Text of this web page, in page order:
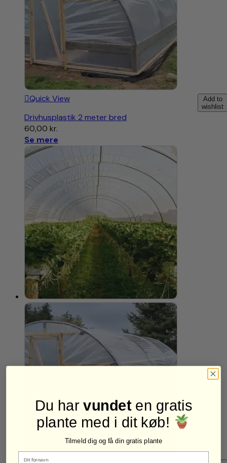
Add to
wishlist
Quick View
Drivhusplastik 2 meter bred
60,00 kr.
Se mere
Du harvundeten gratis
plante med i dit køb!
Tilmeld dig og få din gratis plante